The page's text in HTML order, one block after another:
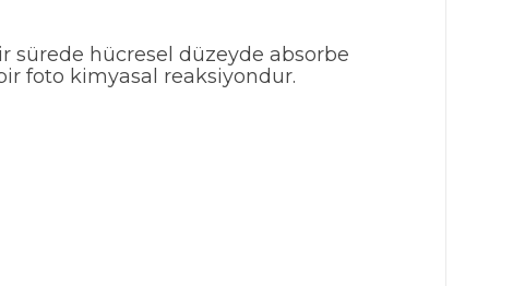
sürede hücresel düzeyde absorbe
foto kimyasal reaksiyondur.